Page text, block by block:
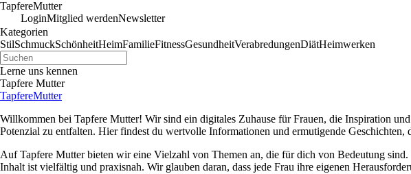
TapfereMutter
LoginMitglied werdenNewsletter
Kategorien
StilSchmuckSchönheitHeimFamilieFitnessGesundheitVerabredungenDiätHeimwerken
Lerne uns kennen
Tapfere Mutter
TapfereMutter
Willkommen bei Tapfere Mutter! Wir sind ein digitales Zuhause für Frauen, die Inspiration
Potenzial zu entfalten. Hier findest du wertvolle Informationen und ermutigende Geschichten,
Auf Tapfere Mutter bieten wir eine Vielzahl von Themen an, die für dich von Bedeutung
Inhalt ist vielfältig und praxisnah. Wir glauben daran, dass jede Frau ihre eigenen